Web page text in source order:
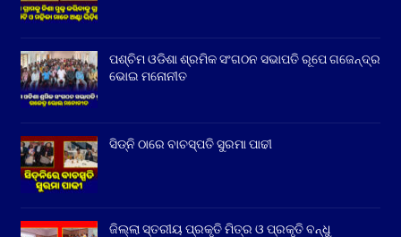
ପଶ୍ଚିମ ଓଡିଶା ଶ୍ରମିକ ସଂଗଠନ ସଭାପତି ରୂପେ ଗଜେନ୍ଦ୍ର
ଭୋଇ ମନୋନୀତ
ସିଡ୍‌ନି ଠାରେ ବାଚସ୍ପତି ସୁରମା ପାଢୀ
ଜିଲ୍ଲା ସ୍ତରୀୟ ପ୍ରକୃତି ମିତ୍ର ଓ ପ୍ରକୃତି ବନ୍ଧୁ